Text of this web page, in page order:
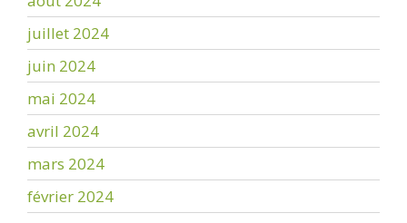
juillet 2024
juin 2024
mai 2024
avril 2024
mars 2024
février 2024